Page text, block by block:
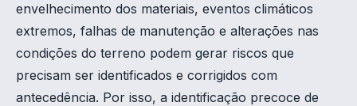
envelhecimento dos materiais, eventos climáticos
extremos, falhas de manutenção e alterações nas
condições do terreno podem gerar riscos que
precisam ser identificados e corrigidos com
antecedência. Por isso, a identificação precoce de